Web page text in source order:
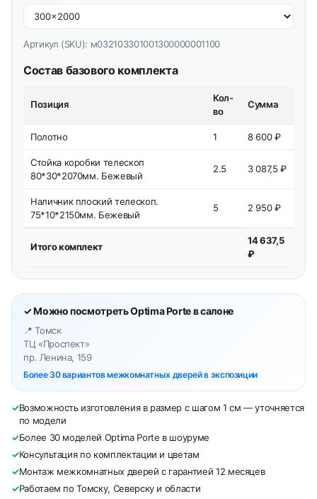
Артикул (SKU): м032103301001300000001100
Состав базового комплекта
Позиция
Кол-
во
Сумма
Полотно 1 8 600 ₽
Стойка коробки телескоп
80*30*2070мм. Бежевый
2.5 3 087,5 ₽
Наличник плоский телескоп.
75*10*2150мм. Бежевый
5 2 950 ₽
Итого комплект
14 637,5
₽
✓ Можно посмотреть Optima Porte в салоне
📍 Томск
ТЦ «Проспект»
пр. Ленина, 159
Более 30 вариантов межкомнатных дверей в экспозиции
✓Возможность изготовления в размер с шагом 1 см — уточняется
по модели
✓Более 30 моделей Optima Porte в шоуруме
✓Консультация по комплектации и цветам
✓Монтаж межкомнатных дверей с гарантией 12 месяцев
✓Работаем по Томску, Северску и области